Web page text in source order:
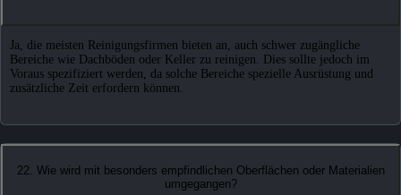
Ja, die meisten Reinigungsfirmen bieten an, auch schwer zugängliche
Bereiche wie Dachböden oder Keller zu reinigen. Dies sollte jedoch im
Voraus spezifiziert werden, da solche Bereiche spezielle Ausrüstung und
zusätzliche Zeit erfordern können.
22. Wie wird mit besonders empfindlichen Oberflächen oder Materialien
umgegangen?